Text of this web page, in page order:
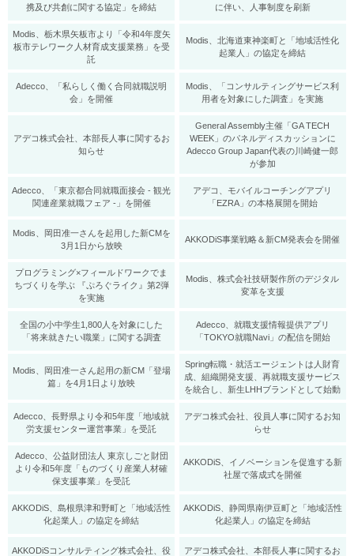
携及び共創に関する協定」を締結
に伴い、人事制度を刷新
Modis、栃木県矢板市より「令和4年度矢
板市テレワーク人材育成支援業務」を受
託
Modis、北海道東神楽町と「地域活性化
起業人」の協定を締結
Adecco、「私らしく働く合同就職説明
会」を開催
Modis、「コンサルティングサービス利
用者を対象にした調査」を実施
アデコ株式会社、本部長人事に関するお
知らせ
General Assembly主催「GA TECH
WEEK」のパネルディスカッションに
Adecco Group Japan代表の川崎健一郎
が参加
Adecco、「東京都合同就職面接会 - 観光
関連産業就職フェア -」を開催
アデコ、モバイルコーチングアプリ
「EZRA」の本格展開を開始
Modis、岡田准一さんを起用した新CMを
3月1日から放映
AKKODiS事業戦略＆新CM発表会を開催
プログラミング×フィールドワークでま
ちづくりを学ぶ 『ぷろぐライク』第2弾
を実施
Modis、株式会社技研製作所のデジタル
変革を支援
全国の小中学生1,800人を対象にした
「将来就きたい職業」に関する調査
Adecco、就職支援情報提供アプリ
「TOKYO就職Navi」の配信を開始
Modis、岡田准一さん起用の新CM「登場
篇」を4月1日より放映
Spring転職・就活エージェントは人財育
成、組織開発支援、再就職支援サービス
を統合し、新生LHHブランドとして始動
Adecco、長野県より令和5年度「地域就
労支援センター運営事業」を受託
アデコ株式会社、役員人事に関するお知
らせ
Adecco、公益財団法人 東京しごと財団
より令和5年度「ものづくり産業人材確
保支援事業」を受託
AKKODiS、イノベーションを促進する新
社屋で落成式を開催
AKKODiS、島根県津和野町と「地域活性
化起業人」の協定を締結
AKKODiS、静岡県南伊豆町と「地域活性
化起業人」の協定を締結
AKKODiSコンサルティング株式会社、役
アデコ株式会社、本部長人事に関するお